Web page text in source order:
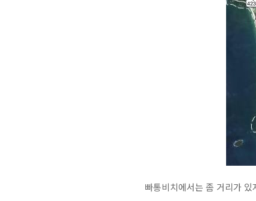
빠통비치에서는 좀 거리가